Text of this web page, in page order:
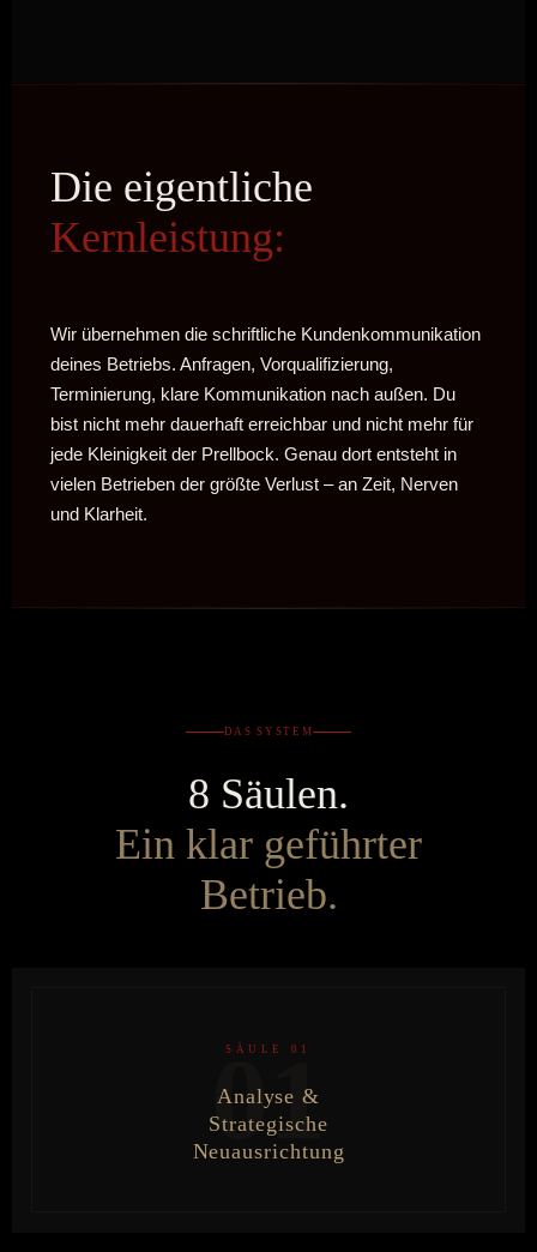
Die eigentliche
Kernleistung:
Wir übernehmen die schriftliche Kundenkommunikation
deines Betriebs. Anfragen, Vorqualifizierung,
Terminierung, klare Kommunikation nach außen. Du
bist nicht mehr dauerhaft erreichbar und nicht mehr für
jede Kleinigkeit der Prellbock. Genau dort entsteht in
vielen Betrieben der größte Verlust – an Zeit, Nerven
und Klarheit.
DAS SYSTEM
8 Säulen.
Ein klar geführter
Betrieb.
01
SÄULE 01
Analyse &
Strategische
Neuausrichtung